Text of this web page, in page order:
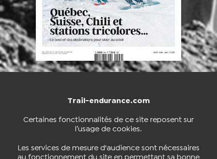
Trail-endurance.com
Certaines fonctionnalités de ce site reposent sur
l’usage de cookies.
Les services de mesure d'audience sont nécessaires
au fonctionnement du site en permettant sa bonne
NOUS CONTACTER BOUTIQUE